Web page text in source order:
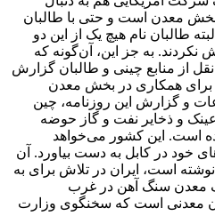
در بخش معدن است و حتی با طالبان
طالبان نام هیچ یک از این دو
نکردند. به جز این، آن‌‌‌گونه که
از منابع چینی و طالبان گزارش
برای همکاری در بخش معدن
و گزارش این روزنامه، چین
و ذخایر نفت و گاز حوضه
است‌‌‌. این کشور می‌‌‌خواهد
خود در کابل به دست بیاورد‌‌‌. آن
است، ایران در تلاش برای به
معدن سنگ آهن در غرب
معدنی است که سخنگوی وزارت